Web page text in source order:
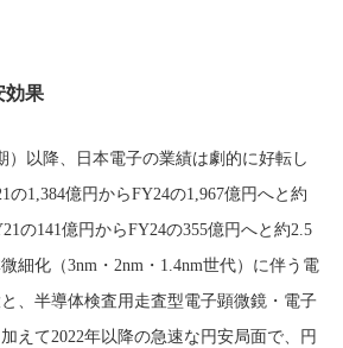
効果
）以降、日本電子の業績は劇的に好転し
の1,384億円からFY24の1,967億円へと約
の141億円からFY24の355億円へと約2.5
細化（3nm・2nm・1.4nm世代）に伴う電
、半導体検査用走査型電子顕微鏡・電子
えて2022年以降の急速な円安局面で、円